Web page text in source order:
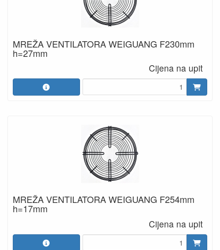
MREŽA VENTILATORA WEIGUANG F230mm
h=27mm
Cijena na upit
MREŽA VENTILATORA WEIGUANG F254mm
h=17mm
Cijena na upit